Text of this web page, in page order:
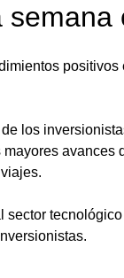
los
avances